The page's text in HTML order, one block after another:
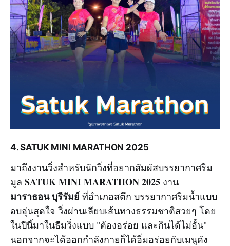
4. SATUK MINI MARATHON 2025
มาถึงงานวิ่งสำหรับนักวิ่งที่อยากสัมผัสบรรยากาศริม
มูล SATUK MINI MARATHON 2025 งาน
มาราธอน บุรีรัมย์ ที่อำเภอสตึก บรรยากาศริมน้ำแบบ
อบอุ่นสุดใจ วิ่งผ่านเลียบเส้นทางธรรมชาติสวยๆ โดย
ในปีนี้มาในธีมวิ่งแบบ "ต้องอร่อย และกินได้ไม่อั้น"
นอกจากจะได้ออกกำลังกายก็ได้อิ่มอร่อยกับเมนูดัง